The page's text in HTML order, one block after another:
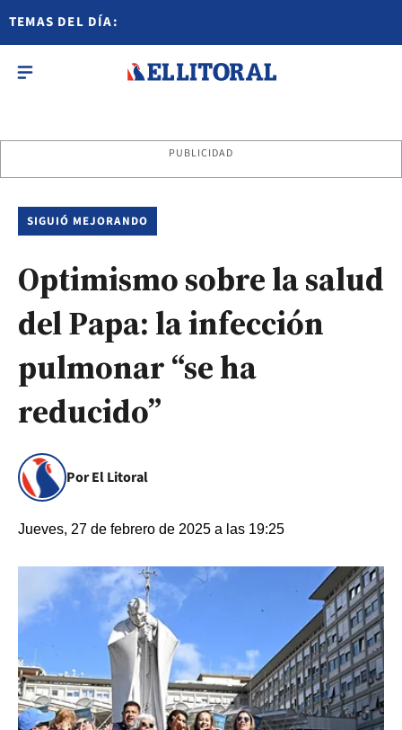
TEMAS DEL DÍA:
PUBLICIDAD
SIGUIÓ MEJORANDO
Optimismo sobre la salud
del Papa: la infección
pulmonar “se ha
reducido”
Por El Litoral
Jueves, 27 de febrero de 2025 a las 19:25